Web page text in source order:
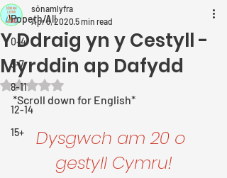
Popeth/All
0-4
5-7
8-11
12-14
15+
Y Ddraig yn y Cestyll -
Myrddin ap Dafydd
sônamlyfra
Apr 8, 2020 5 min read
Rated NaN out of 5 stars.
*Scroll down for English*
Dysgwch am 20 o
gestyll Cymru!